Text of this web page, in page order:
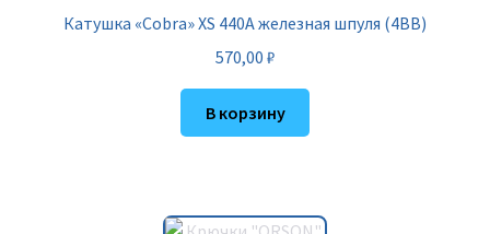
Катушка «Cobra» XS 440A железная шпуля (4BB)
570,00 ₽
В корзину